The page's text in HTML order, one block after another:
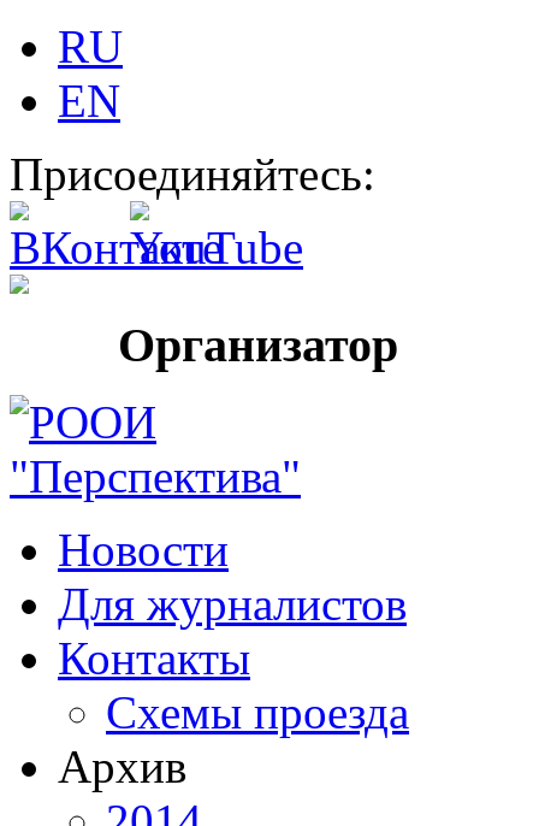
RU
EN
Присоединяйтесь:
Организатор
Новости
Для журналистов
Контакты
Схемы проезда
Архив